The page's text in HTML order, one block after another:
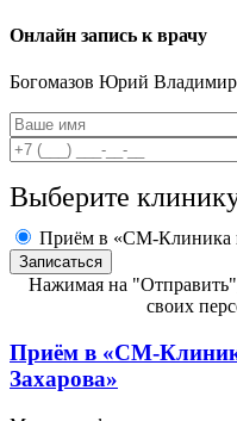
Онлайн запись к врачу
Богомазов Юрий
Выберите
Приём в «СМ-Клиника
Нажимая на
своих
Приём в «СМ-
Захарова»